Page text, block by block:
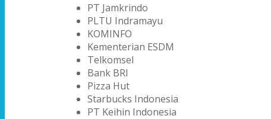
PT Jamkrindo
PLTU Indramayu
KOMINFO
Kementerian ESDM
Telkomsel
Bank BRI
Pizza Hut
Starbucks Indonesia
PT Keihin Indonesia